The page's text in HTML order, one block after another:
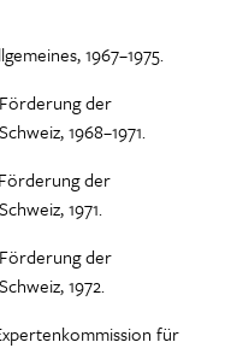
1967–1975.
Förderung der
1968–1971.
der
1971.
Förderung der
1972.
für